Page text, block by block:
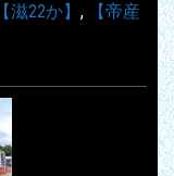
【滋22か】 ,
【帝産